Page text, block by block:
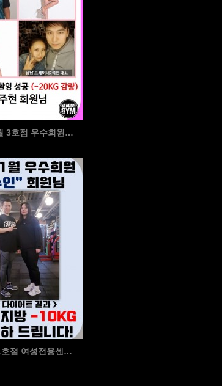
2019년 2월 3호점 우수회원님 !! #바디프로필촬영…
스트롱짐 1호점 여성전용센터 1월 우수회원 김수인 회원…